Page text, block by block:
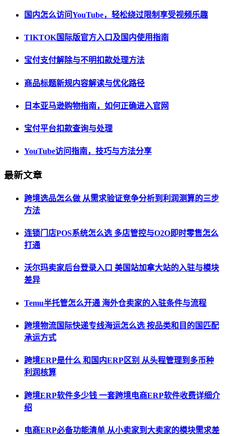
国内怎么访问YouTube，轻松绕过限制享受视频乐趣
TIKTOK国际版官方入口及国内使用指南
宝付支付解除与不明扣款处理方法
商品标题新规内容解读与优化路径
日本亚马逊购物指南，如何正确进入官网
宝付平台扣款查询与处理
YouTube访问指南，技巧与方法分享
最新文章
跨境选品怎么做 从需求验证竞争分析到利润测算的三步
方法
连锁门店POS系统怎么选 多店管控与O2O即时零售怎么
打通
沃尔玛卖家后台登录入口 美国站加拿大站的入驻与模块
差异
Temu半托管怎么开通 海外仓卖家的入驻条件与流程
跨境物流国际快递专线海运怎么选 按品类和目的国匹配
承运方式
跨境ERP是什么 和国内ERP区别 从头程管理到多币种
利润核算
跨境ERP软件多少钱 一套跨境电商ERP软件收费详细介
绍
电商ERP必备功能清单 从小卖家到大卖家的模块需求差